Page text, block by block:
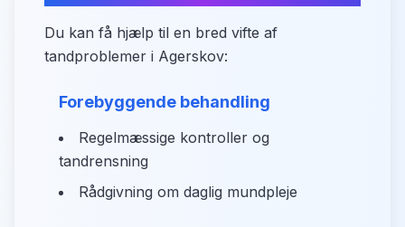
Du kan få hjælp til en bred vifte af
tandproblemer i Agerskov:
Forebyggende behandling
Regelmæssige kontroller og
tandrensning
Rådgivning om daglig mundpleje